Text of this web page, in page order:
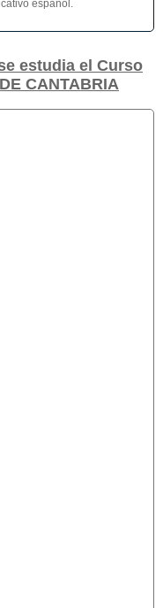
español.
estudia el Curso
CANTABRIA